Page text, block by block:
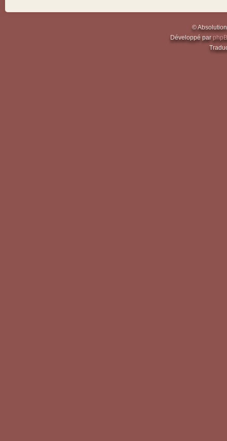
©
Développé par